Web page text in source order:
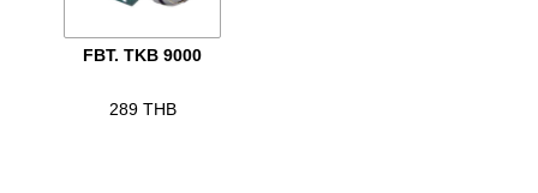
FBT. TKB 9000
289 THB